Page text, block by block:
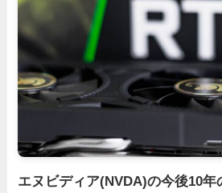
エヌビディア(NVDA)の今後10